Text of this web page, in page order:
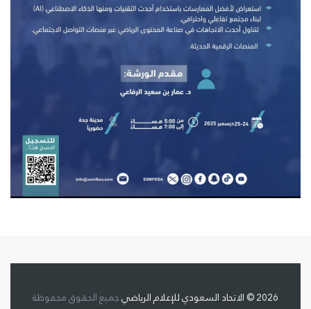
2026 © الاتحاد السعودي للإعلام الرياضي جميع الحقوق محفوظة